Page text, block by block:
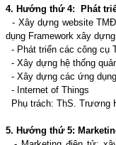
4. Hướng thứ 4: Phát
- Xây dựng website
dụng Framework xây
- Phát triển các công cụ
- Xây dựng hệ thống
- Xây dựng các ứng
- Internet of Things
Phụ trách: ThS. Trương
5. Hướng thứ 5: